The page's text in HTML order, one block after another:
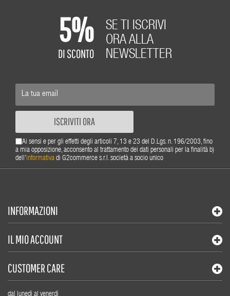
5%
DI SCONTO
SE TI ISCRIVI
ORA ALLA
NEWSLETTER
ISCRIVITI ORA
Ai sensi e per gli effetti degli articoli 7, 13 e 23 del D.Lgs. n. 196/2003, fino
a mia opposizione, acconsento al trattamento dei dati personali per la finalità b)
dell'informativa di G2commerce s.r.l. società a socio unico
INFORMAZIONI
IL MIO ACCOUNT
CUSTOMER CARE
dal lunedì al venerdì